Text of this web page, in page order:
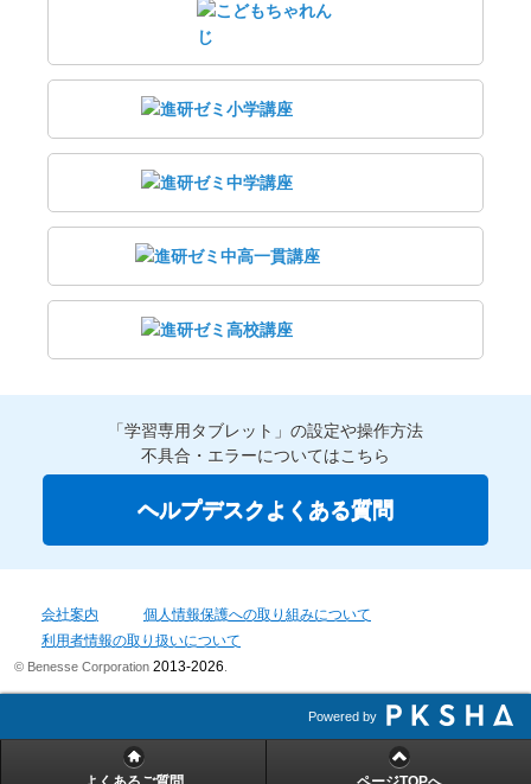
「学習専用タブレット」の設定や操作方法
不具合・エラーについてはこちら
ヘルプデスクよくある質問
会社案内
個人情報保護への取り組みについて
利用者情報の取り扱いについて
© Benesse Corporation 2013-2026
Powered by